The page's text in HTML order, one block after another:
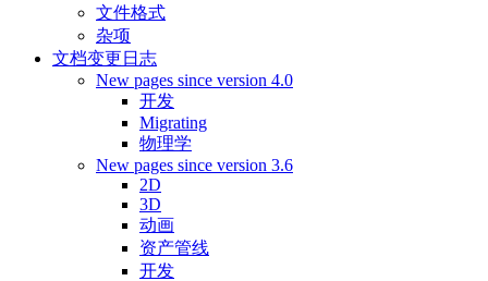
文件格式
杂项
文档变更日志
New pages since version 4.0
开发
Migrating
物理学
New pages since version 3.6
2D
3D
动画
资产管线
开发